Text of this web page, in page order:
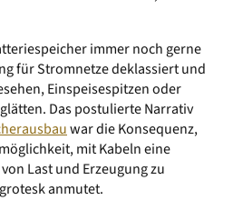
immer noch gerne
für Stromnetze deklassiert und
Einspeisespitzen oder
Das postulierte Narrativ
war die Konsequenz,
mit Kabeln eine
Last und Erzeugung zu
anmutet.